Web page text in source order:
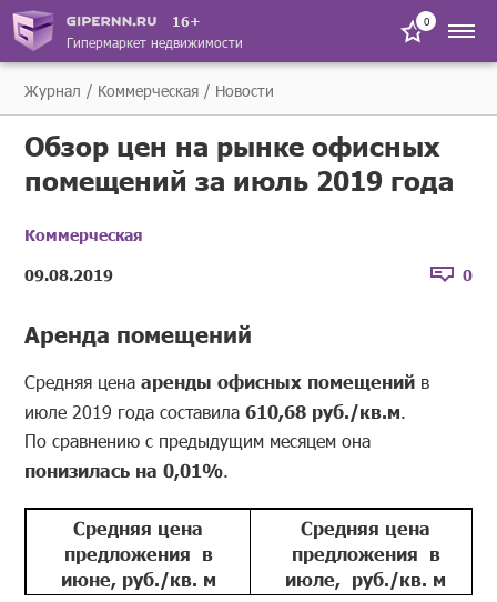
16+
Гипермаркет недвижимости
0
Журнал Коммерческая Новости
Обзор цен на рынке офисных
помещений за июль 2019 года
Коммерческая
09.08.2019
0
Аренда помещений
Средняя ценааренды офисных помещений в
июле 2019 года составила610,68 руб./кв.м.
По сравнению с предыдущим месяцем она
понизилась на 0,01%.
Средняя цена
предложения в
июне, руб./кв. м
Средняя цена
предложения в
июле, руб./кв. м